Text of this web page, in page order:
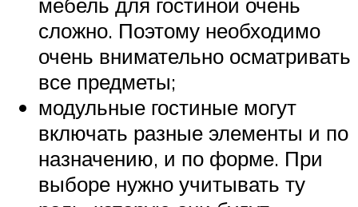
сложно. Поэтому необходимо
очень внимательно осматривать
все предметы;
модульные гостиные могут
включать разные элементы и по
назначению, и по форме. При
выборе нужно учитывать ту